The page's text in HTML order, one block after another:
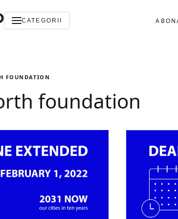
CATEGORII
FOUNDATION
foundation